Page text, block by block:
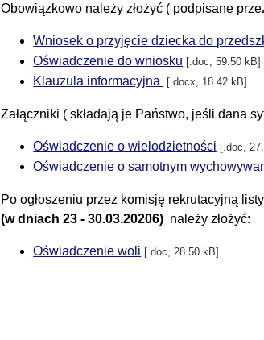
Obowiązkowo należy złożyć ( podpisane
Wniosek o przyjęcie dziecka do
Oświadczenie do wniosku [.doc, 59.50 kB]
Klauzula informacyjna [.docx, 18.42 kB]
Załączniki ( składają je Państwo, jeśli dana
Oświadczenie o wielodzietności [.doc,
Oświadczenie o samotnym
Po ogłoszeniu przez komisję rekrutacyjną
(w dniach 23 - 30.03.20206) należy złożyć:
Oświadczenie woli [.doc, 28.50 kB]